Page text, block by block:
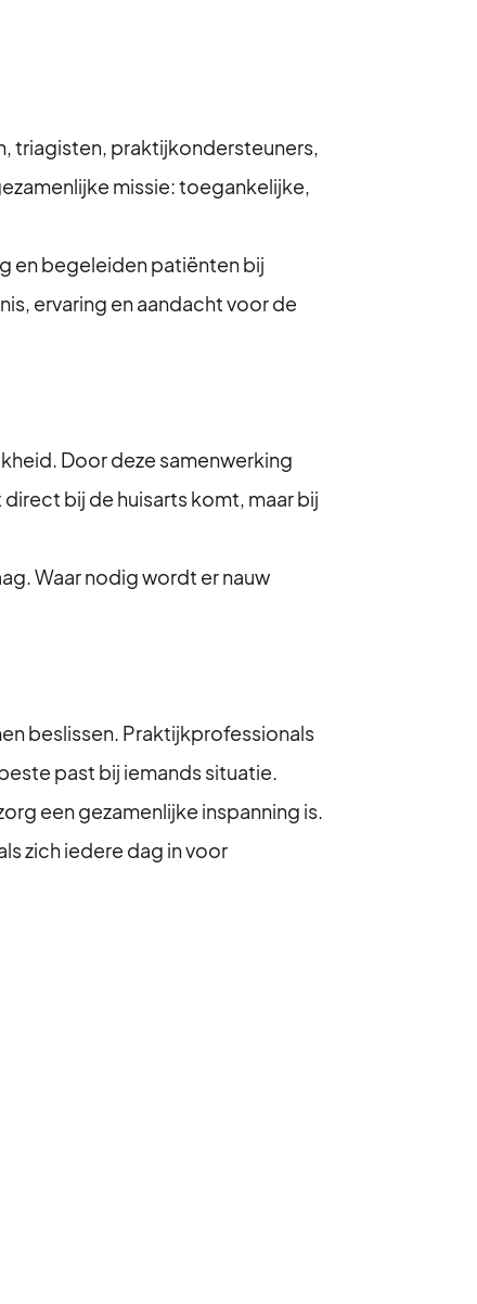
triagisten, praktijkondersteuners,
missie: toegankelijke,
en begeleiden patiënten bij
ervaring en aandacht voor de
Door deze samenwerking
bij de huisarts komt, maar bij
Waar nodig wordt er nauw
beslissen. Praktijkprofessionals
past bij iemands situatie.
een gezamenlijke inspanning is.
zich iedere dag in voor